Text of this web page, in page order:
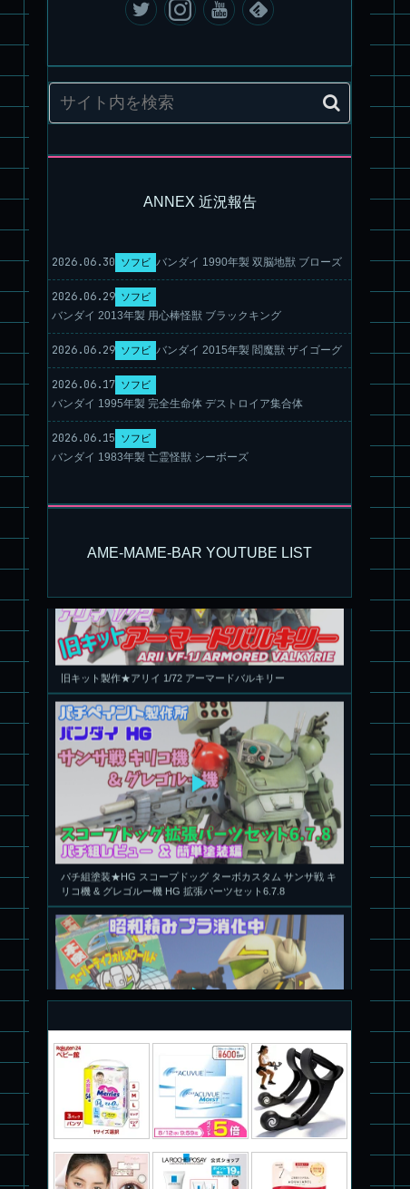
ANNEX 近況報告
2026.06.30 ソフビ バンダイ 1990年製 双脳地獣 ブローズ
2026.06.29 ソフビ
バンダイ 2013年製 用心棒怪獣 ブラックキング
2026.06.29 ソフビ バンダイ 2015年製 閻魔獣 ザイゴーグ
2026.06.17 ソフビ
バンダイ 1995年製 完全生命体 デストロイア集合体
2026.06.15 ソフビ
バンダイ 1983年製 亡霊怪獣 シーボーズ
AME-MAME-BAR YOUTUBE LIST
旧キット製作★アリイ 1/72 アーマードバルキリー
パチ組塗装★HG スコープドッグ ターボカスタム サンサ戦 キ
リコ機 & グレゴルー機 HG 拡張パーツセット6.7.8